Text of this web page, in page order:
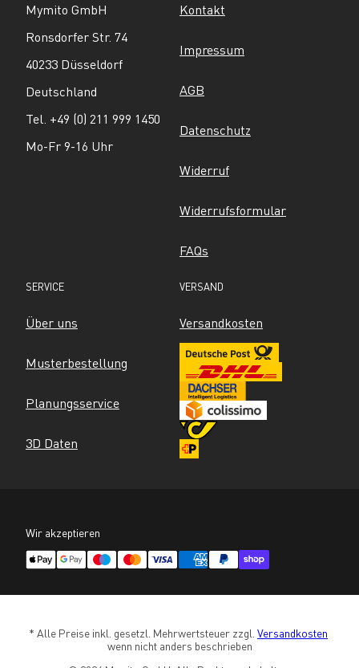
Mymito GmbH
Ronsdorfer Str. 74
40233 Düsseldorf
Deutschland
Tel. +49 (0) 211 999 1450
Mo-Fr 9-16 Uhr
Kontakt
Impressum
AGB
Datenschutz
Widerruf
Widerrufsformular
FAQs
SERVICE
Über uns
Musterbestellung
Planungsservice
3D Daten
VERSAND
Versandkosten
Wir akzeptieren
* Alle Preise inkl. gesetzl. Mehrwertsteuer zzgl. Versandkosten
wenn nicht anders beschrieben